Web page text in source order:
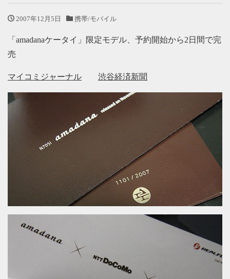
2007年12月5日 携帯/モバイル
「amadanaケータイ」限定モデル、予約開始から2日間で完
売
マイコミジャーナル 渋谷経済新聞